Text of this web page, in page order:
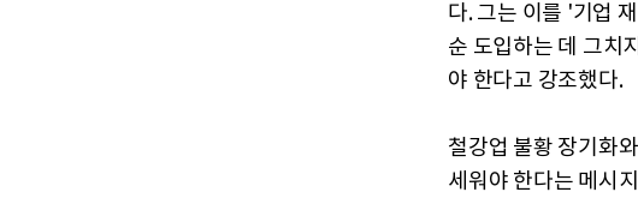
다. 그는 이를 '기업
순 도입하는 데 그치
야 한다고 강조했다.
철강업 불황 장기화
세워야 한다는 메시